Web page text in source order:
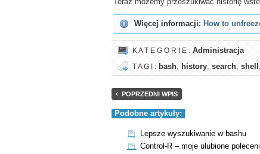
Teraz możemy przeszukiwać historię
Więcej informacji: How to
K A T E G O R I E : Administracja
T A G I : bash, history, search, shell ,
POPRZEDNI WPIS
Podobne artykuły:
Lepsze wyszukiwanie w bashu
Control-R – moje ulubione